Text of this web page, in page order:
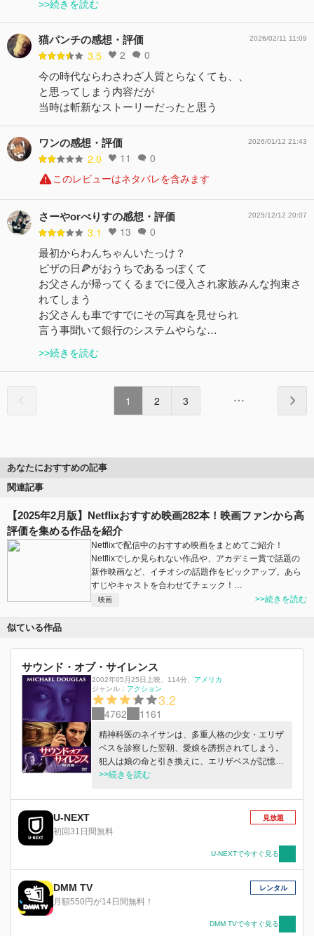
>>続きを読む
猫パンチの感想・評価
3.5 2 0
2026/02/11 11:09
今の時代ならわさわざ人質とらなくても、、
と思ってしまう内容だが
当時は斬新なストーリーだったと思う
ワンの感想・評価
2.0 11 0
2026/01/12 21:43
このレビューはネタバレを含みます
さーやorべりすの感想・評価
3.1 13 0
2025/12/12 20:07
最初からわんちゃんいたっけ？
ピザの日🍕がおうちであるっぽくて
お父さんが帰ってくるまでに侵入され家族みんな拘束さ
れてしまう
お父さんも車ですでにその写真を見せられ
言う事聞いて銀行のシステムやらな…
>>続きを読む
1 2 3
あなたにおすすめの記事
関連記事
【2025年2月版】Netflixおすすめ映画282本！映画ファンから高
評価を集める作品を紹介
Netflixで配信中のおすすめ映画をまとめてご紹介！
Netflixでしか見られない作品や、アカデミー賞で話題の
新作映画など、イチオシの話題作をピックアップ。あら
すじやキャストを合わせてチェック！…
映画 >>続きを読む
似ている作品
サウンド・オブ・サイレンス
2002年05月25日上映 114分
アメリカ
ジャンル： アクション
3.2
4762 1161
精神科医のネイサンは、多重人格の少女・エリザ
ベスを診察した翌朝、愛娘を誘拐されてしまう。
犯人は娘の命と引き換えに、エリザベスが記憶し
ている“ある番号”を聞き出すよう要求。だが、心
たく突き放し…。
>>続きを読む
U-NEXT
初回31日間無料
見放題
U-NEXTで今すぐ見る
DMM TV
月額550円が14日間無料！
レンタル
DMM TVで今すぐ見る